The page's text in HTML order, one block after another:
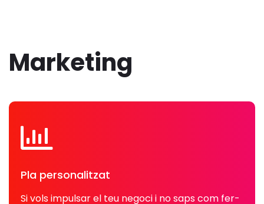
Marketing
Pla personalitzat
Si vols impulsar el teu negoci i no saps com fer-